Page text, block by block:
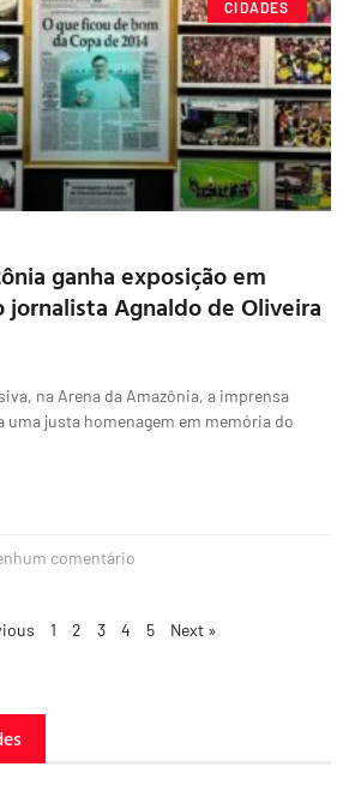
CIDADES
ganha exposição em
jornalista Agnaldo de Oliveira
na Arena da Amazônia, a imprensa
uma justa homenagem em memória do
comentário
1 2 3 4 5 Next »